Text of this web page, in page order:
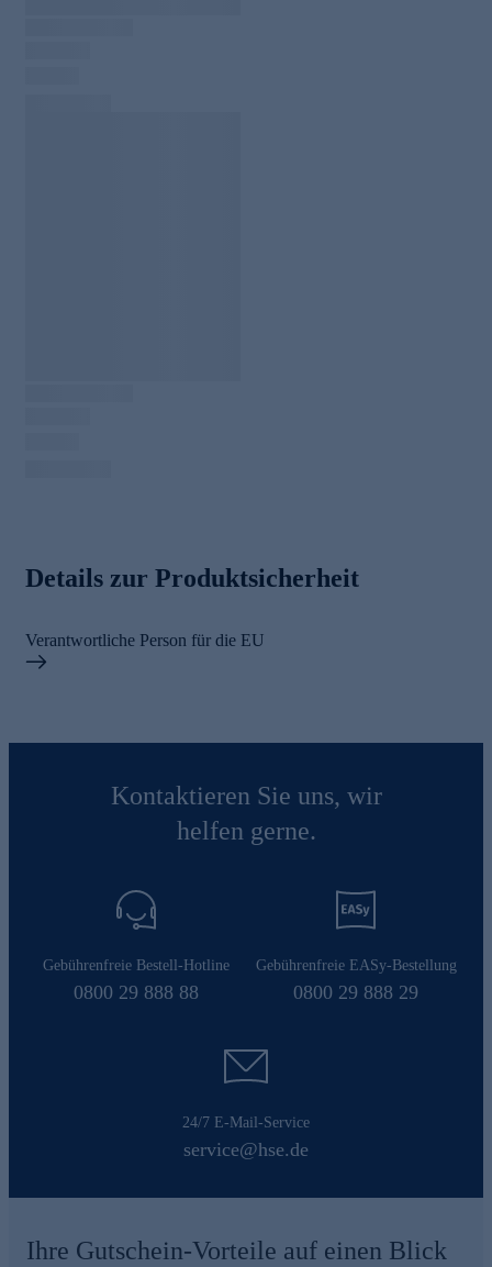
Details zur Produktsicherheit
Verantwortliche Person für die EU
Kontaktieren Sie uns, wir
helfen gerne.
Gebührenfreie Bestell-Hotline
0800 29 888 88
Gebührenfreie EASy-Bestellung
0800 29 888 29
24/7 E-Mail-Service
service@hse.de
Ihre Gutschein-Vorteile auf einen Blick